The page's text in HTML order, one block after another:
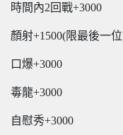
時間內2回戰+3000
顏射+1500(限最後一
口爆+3000
毒龍+3000
自慰秀+3000